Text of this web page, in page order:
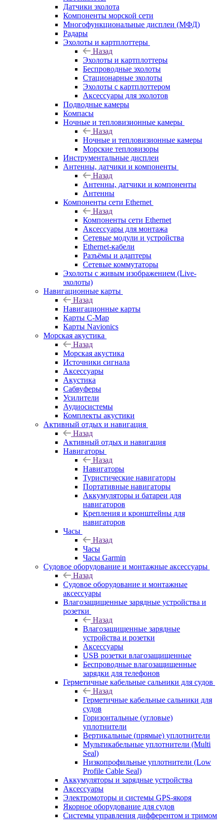
Датчики эхолота
Компоненты морской сети
Многофункциональные дисплеи (МФД)
Радары
Эхолоты и картплоттеры
Назад
Эхолоты и картплоттеры
Беспроводные эхолоты
Стационарные эхолоты
Эхолоты с картплоттером
Аксессуары для эхолотов
Подводные камеры
Компасы
Ночные и тепловизионные камеры
Назад
Ночные и тепловизионные камеры
Морские тепловизоры
Инструментальные дисплеи
Антенны, датчики и компоненты
Назад
Антенны, датчики и компоненты
Антенны
Компоненты сети Ethernet
Назад
Компоненты сети Ethernet
Аксессуары для монтажа
Сетевые модули и устройства
Ethernet-кабели
Разъёмы и адаптеры
Сетевые коммутаторы
Эхолоты с живым изображением (Live-
эхолоты)
Навигационные карты
Назад
Навигационные карты
Карты C-Map
Карты Navionics
Морская акустика
Назад
Морская акустика
Источники сигнала
Аксессуары
Акустика
Сабвуферы
Усилители
Аудиосистемы
Комплекты акустики
Активный отдых и навигация
Назад
Активный отдых и навигация
Навигаторы
Назад
Навигаторы
Туристические навигаторы
Портативные навигаторы
Аккумуляторы и батареи для
навигаторов
Крепления и кронштейны для
навигаторов
Часы
Назад
Часы
Часы Garmin
Судовое оборудование и монтажные аксессуары
Назад
Судовое оборудование и монтажные
аксессуары
Влагозащищенные зарядные устройства и
розетки
Назад
Влагозащищенные зарядные
устройства и розетки
Аксессуары
USB розетки влагозащищенные
Беспроводные влагозащищенные
зарядки для телефонов
Герметичные кабельные сальники для судов
Назад
Герметичные кабельные сальники для
судов
Горизонтальные (угловые)
уплотнители
Вертикальные (прямые) уплотнители
Мультикабельные уплотнители (Multi
Seal)
Низкопрофильные уплотнители (Low
Profile Cable Seal)
Аккумуляторы и зарядные устройства
Аксессуары
Электромоторы и системы GPS-якоря
Якорное оборудование для судов
Системы управления дифферентом и тримом